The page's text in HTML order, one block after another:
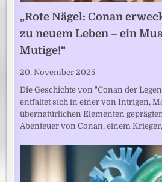
„Rote Nägel: Conan
zu neuem Leben – ein
Mutige!“
20. November 2025
Die Geschichte von "Conan der
entfaltet sich in einer von Intrigen,
übernatürlichen Elementen
Abenteuer von Conan, einem